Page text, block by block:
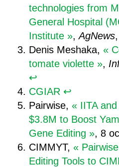
technologies from
General Hospital
Institute »,AgNews
Denis Meshaka, «
tomate violette »,
↩︎
CGIAR ↩︎
Pairwise, « IITA
$3.8M to Boost
Gene Editing », 8
CIMMYT, «
Editing Tools to